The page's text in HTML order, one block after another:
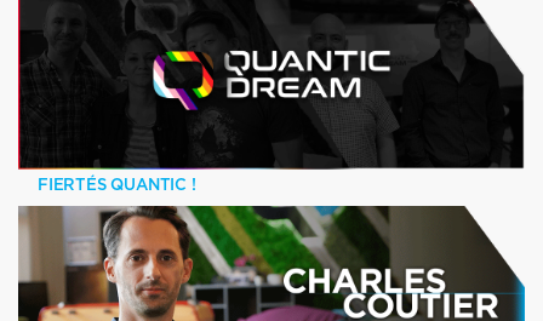
FIERTÉS QUANTIC !